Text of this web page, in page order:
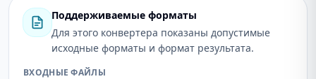
Поддерживаемые форматы
Для этого конвертера показаны допустимые
исходные форматы и формат результата.
ВХОДНЫЕ ФАЙЛЫ